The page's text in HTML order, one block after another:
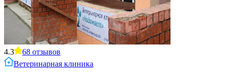
4.3 68 отзывов
Ветеринарная клиника